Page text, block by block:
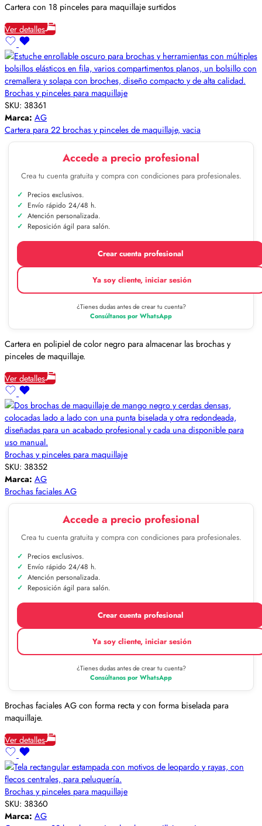
Cartera con 18 pinceles para maquillaje surtidos
Ver detalles
Brochas y pinceles para maquillaje
SKU: 38361
Marca: AG
Cartera para 22 brochas y pinceles de maquillaje, vacia
Accede a precio profesional
Crea tu cuenta gratuita y compra con condiciones para profesionales.
Precios exclusivos.
Envío rápido 24/48 h.
Atención personalizada.
Reposición ágil para salón.
Crear cuenta profesional
Ya soy cliente, iniciar sesión
¿Tienes dudas antes de crear tu cuenta?
Consúltanos por WhatsApp
Cartera en polipiel de color negro para almacenar las brochas y
pinceles de maquillaje.
Ver detalles
Brochas y pinceles para maquillaje
SKU: 38352
Marca: AG
Brochas faciales AG
Accede a precio profesional
Crea tu cuenta gratuita y compra con condiciones para profesionales.
Precios exclusivos.
Envío rápido 24/48 h.
Atención personalizada.
Reposición ágil para salón.
Crear cuenta profesional
Ya soy cliente, iniciar sesión
¿Tienes dudas antes de crear tu cuenta?
Consúltanos por WhatsApp
Brochas faciales AG con forma recta y con forma biselada para
maquillaje.
Ver detalles
Brochas y pinceles para maquillaje
SKU: 38360
Marca: AG